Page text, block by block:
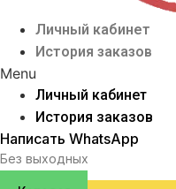
Личный кабинет
История заказов
Menu
Личный кабинет
История заказов
Написать WhatsApp
Без выходных